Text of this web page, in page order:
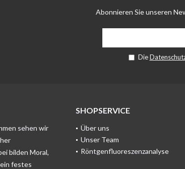
Abonnieren Sie unseren
Die
sehen wir
bilden Moral,
festes
SHOPSERVICE
Über uns
Unser Team
Röntgenfluoreszenzanalyse